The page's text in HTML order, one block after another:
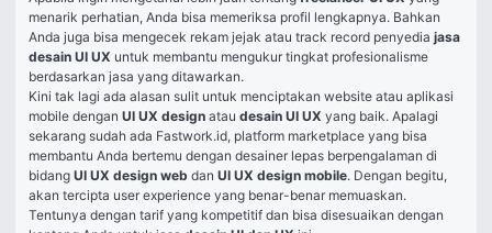
menarik perhatian, Anda bisa memeriksa profil lengkapnya. Bahkan
Anda juga bisa mengecek rekam jejak atau track record penyedia jasa
desain UI UX untuk membantu mengukur tingkat profesionalisme
berdasarkan jasa yang ditawarkan.
Kini tak lagi ada alasan sulit untuk menciptakan website atau aplikasi
mobile dengan UI UX design atau desain UI UX yang baik. Apalagi
sekarang sudah ada Fastwork.id, platform marketplace yang bisa
membantu Anda bertemu dengan desainer lepas berpengalaman di
bidang UI UX design web dan UI UX design mobile. Dengan begitu,
akan tercipta user experience yang benar-benar memuaskan.
Tentunya dengan tarif yang kompetitif dan bisa disesuaikan dengan